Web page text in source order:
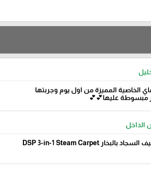
الخاصية المميزة من اول يوم وجربتها
مبسوطة عليها💕💕
ماكينة تنظيف السجاد بالبخار DSP 3-in-1 Steam Carpet